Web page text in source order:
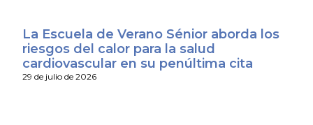
La Escuela de Verano Sénior aborda los
riesgos del calor para la salud
cardiovascular en su penúltima cita
29 de julio de 2026